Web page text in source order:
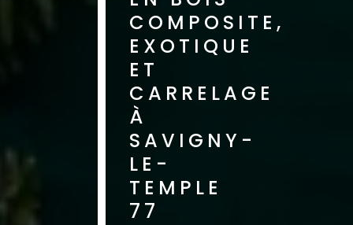
COMPOSITE,
EXOTIQUE
ET
CARRELAGE
À
SAVIGNY-
LE-
TEMPLE
77